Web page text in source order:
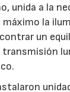
unida a la
máximo la
un